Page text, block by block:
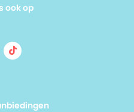
ook op